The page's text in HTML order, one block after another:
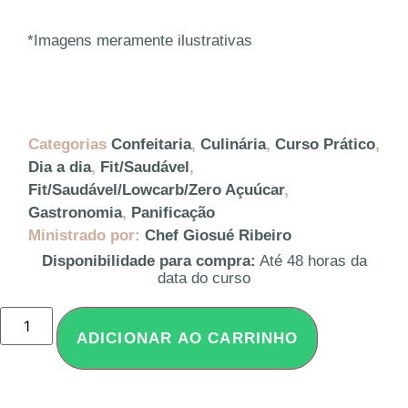
*Imagens meramente ilustrativas
Categorias Confeitaria, Culinária, Curso Prático,
Dia a dia, Fit/Saudável,
Fit/Saudável/Lowcarb/Zero Açuúcar,
Gastronomia, Panificação
Ministrado por: Chef Giosué Ribeiro
Disponibilidade para compra: Até 48 horas da
data do curso
ADICIONAR AO CARRINHO